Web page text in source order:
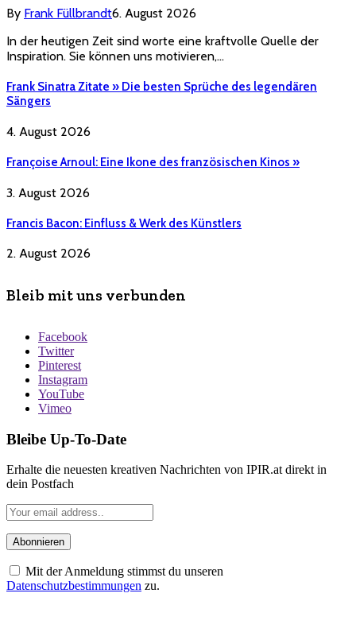
By Frank Füllbrandt6. August 2026
In der heutigen Zeit sind worte eine kraftvolle Quelle der
Inspiration. Sie können uns motivieren,…
Frank Sinatra Zitate » Die besten Sprüche des legendären
Sängers
4. August 2026
Françoise Arnoul: Eine Ikone des französischen Kinos »
3. August 2026
Francis Bacon: Einfluss & Werk des Künstlers
2. August 2026
Bleib mit uns verbunden
Facebook
Twitter
Pinterest
Instagram
YouTube
Vimeo
Bleibe Up-To-Date
Erhalte die neuesten kreativen Nachrichten von IPIR.at direkt in
dein Postfach
Mit der Anmeldung stimmst du unseren
Datenschutzbestimmungen zu.